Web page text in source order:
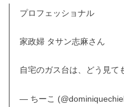
プロフェッショナル
家政婦 タサン志麻さん
自宅のガス台は、どう見て
— ちーこ